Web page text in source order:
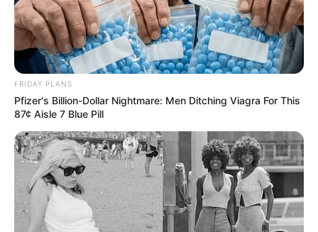
FRIDAY PLANS
Pfizer's Billion-Dollar Nightmare: Men Ditching Viagra For This
87¢ Aisle 7 Blue Pill